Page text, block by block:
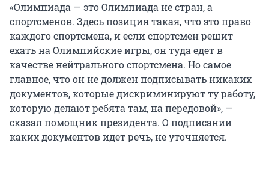
«Олимпиада — это Олимпиада не стран, а
спортсменов. Здесь позиция такая, что это право
каждого спортсмена, и если спортсмен решит
ехать на Олимпийские игры, он туда едет в
качестве нейтрального спортсмена. Но самое
главное, что он не должен подписывать никаких
документов, которые дискриминируют ту работу,
которую делают ребята там, на передовой», —
сказал помощник президента. О подписании
каких документов идет речь, не уточняется.